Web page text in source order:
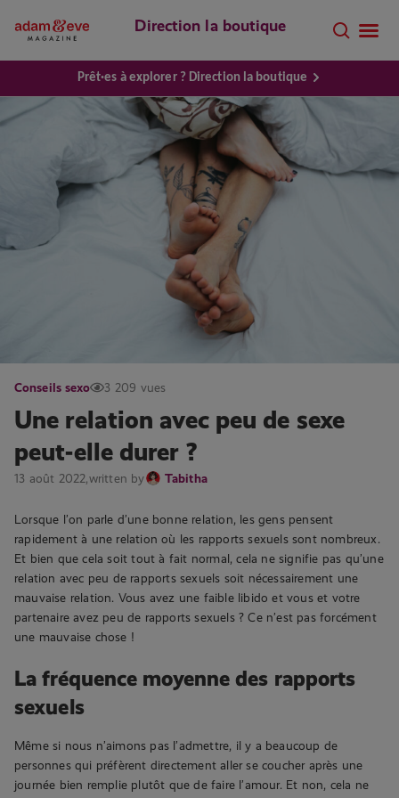
Direction la boutique
Prêt·es à explorer ? Direction la boutique
Conseils sexo 3 209 vues
Une relation avec peu de sexe
peut-elle durer ?
13 août 2022,written by Tabitha
Lorsque l’on parle d’une bonne relation, les gens pensent
rapidement à une relation où les rapports sexuels sont nombreux.
Et bien que cela soit tout à fait normal, cela ne signifie pas qu’une
relation avec peu de rapports sexuels soit nécessairement une
mauvaise relation. Vous avez une faible libido et vous et votre
partenaire avez peu de rapports sexuels ? Ce n’est pas forcément
une mauvaise chose !
La fréquence moyenne des rapports
sexuels
Même si nous n’aimons pas l’admettre, il y a beaucoup de
personnes qui préfèrent directement aller se coucher après une
journée bien remplie plutôt que de faire l’amour. Et non, cela ne